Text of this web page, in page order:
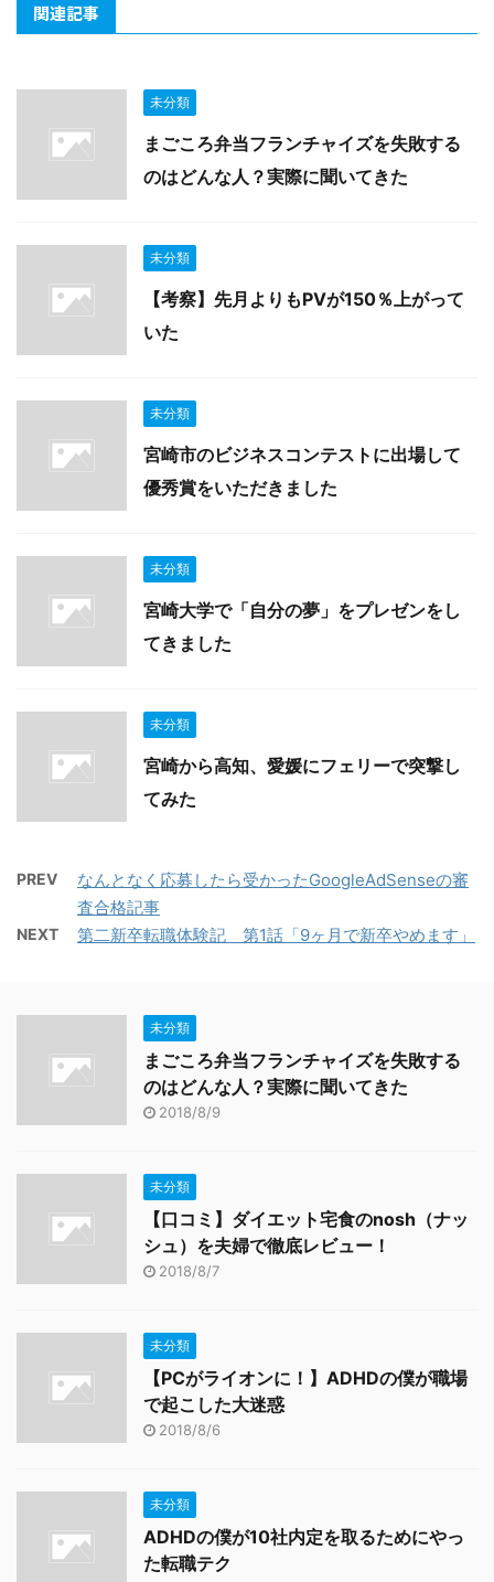
関連記事
未分類
まごころ弁当フランチャイズを失敗する
のはどんな人？実際に聞いてきた
未分類
【考察】先月よりもPVが150％上がって
いた
未分類
宮崎市のビジネスコンテストに出場して
優秀賞をいただきました
未分類
宮崎大学で「自分の夢」をプレゼンをし
てきました
未分類
宮崎から高知、愛媛にフェリーで突撃し
てみた
PREV
なんとなく応募したら受かったGoogleAdSenseの審
査合格記事
NEXT 第二新卒転職体験記 第1話「9ヶ月で新卒やめます」
未分類
まごころ弁当フランチャイズを失敗する
のはどんな人？実際に聞いてきた
2018/8/9
未分類
【口コミ】ダイエット宅食のnosh（ナッ
シュ）を夫婦で徹底レビュー！
2018/8/7
未分類
【PCがライオンに！】ADHDの僕が職場
で起こした大迷惑
2018/8/6
未分類
ADHDの僕が10社内定を取るためにやっ
た転職テク